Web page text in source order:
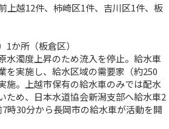
上越12件、柿崎区1件、吉川区1件、板
1か所（板倉区）
濁度上昇のため流入を停止。給水車
を実施し、給水区域の需要家（約250
施。上越市保有の給水車のみでは配水
ため、日本水道協会新潟支部へ給水車2
時30分から長岡市の給水車が活動を開